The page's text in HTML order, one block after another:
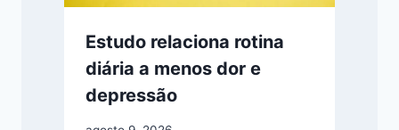
Estudo relaciona rotina
diária a menos dor e
depressão